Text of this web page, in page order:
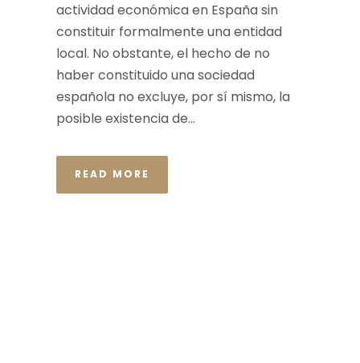
actividad económica en España sin
constituir formalmente una entidad
local. No obstante, el hecho de no
haber constituido una sociedad
española no excluye, por sí mismo, la
posible existencia de...
READ MORE